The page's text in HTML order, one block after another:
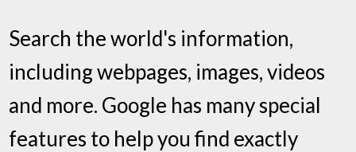
Search the world's information,
including webpages, images, videos
and more. Google has many special
features to help you find exactly